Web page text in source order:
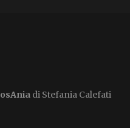
di Stefania Calefati